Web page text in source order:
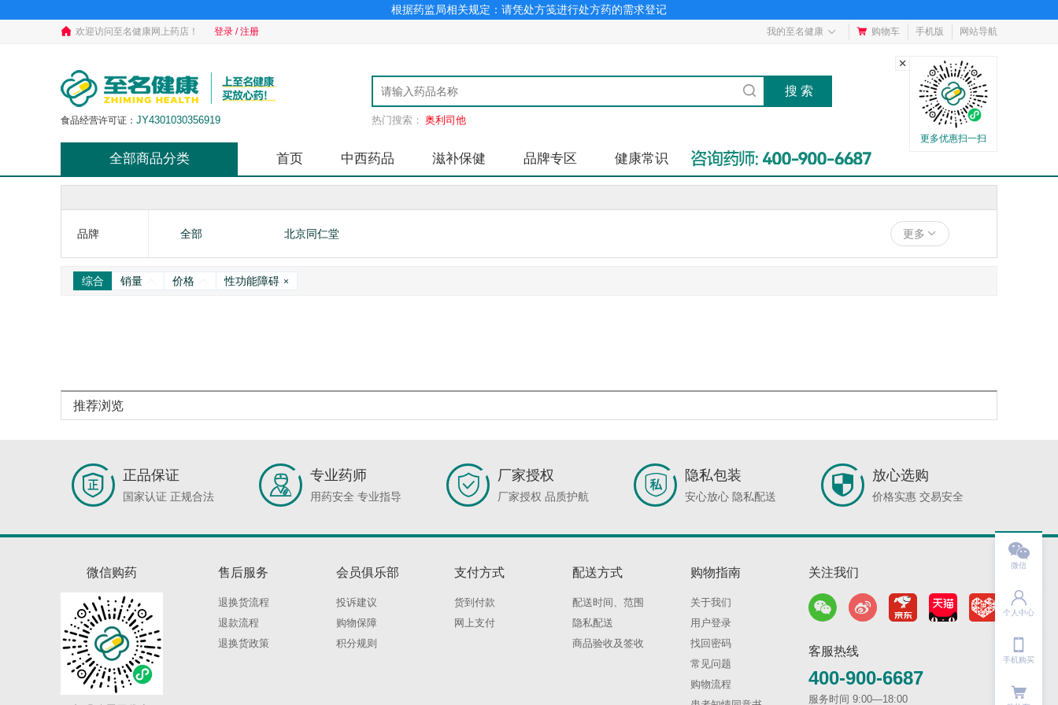
根据药监局相关规定：请凭处方笺进行处方药的需求登记
欢迎访问至名健康网上药店！ 登录 / 注册 我的至名健康 购物车 手机版 网站导航
热门搜索： 奥利司他
更多优惠扫一扫
食品经营许可证： JY4301030356919
首页 中西药品 滋补保健 品牌专区 健康常识
全部商品分类
品牌 全部 北京同仁堂 更多
综合 销量 价格 性功能障碍 ×
推荐浏览
正品保证
国家认证 正规合法
专业药师
用药安全 专业指导
厂家授权
厂家授权 品质护航
隐私包装
安心放心 隐私配送
放心选购
价格实惠 交易安全
微信购药 售后服务
退换货流程
退款流程
退换货政策
会员俱乐部
投诉建议
购物保障
积分规则
支付方式
货到付款
网上支付
配送方式
配送时间、范围
隐私配送
商品验收及签收
购物指南
关于我们
用户登录
找回密码
常见问题
购物流程
关注我们
客服热线
400-900-6687
服务时间 9:00—18:00

微信

个人中心

手机购买